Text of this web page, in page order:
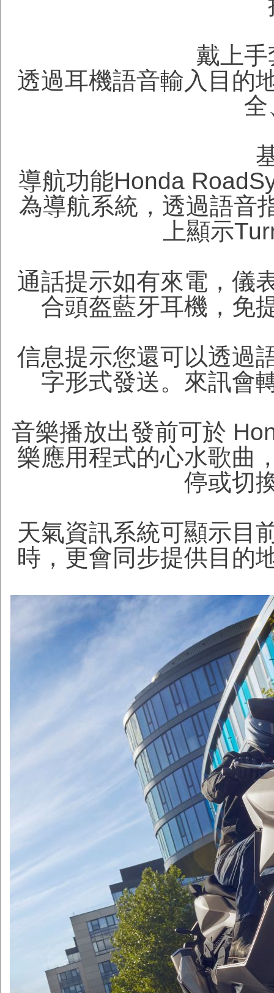
戴上
透過耳機語音輸入目的
全
導航功能Honda
為導航系統，透過語音
上顯示
通話提示如有來電，儀
合頭盔藍牙耳機，免
信息提示您還可以透過
字形式發送。來訊會
音樂播放出發前可於
樂應用程式的心水歌曲
停或切
天氣資訊系統可顯示目
時，更會同步提供目的